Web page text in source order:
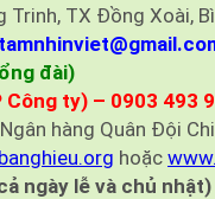
Trinh, TX Đồng Xoài,
đài)
ty) – 0903 493
hàng Quân Đội
hoặc
ngày lễ và chủ nhật)